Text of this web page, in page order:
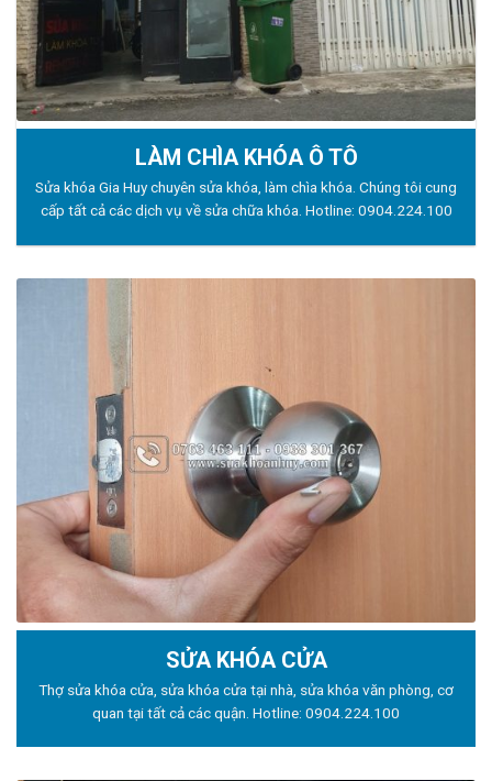
LÀM CHÌA KHÓA Ô TÔ
Sửa khóa Gia Huy chuyên sửa khóa, làm chìa khóa. Chúng tôi cung
cấp tất cả các dịch vụ về sửa chữa khóa. Hotline: 0904.224.100
SỬA KHÓA CỬA
Thợ sửa khóa cửa, sửa khóa cửa tại nhà, sửa khóa văn phòng, cơ
quan tại tất cả các quận. Hotline: 0904.224.100